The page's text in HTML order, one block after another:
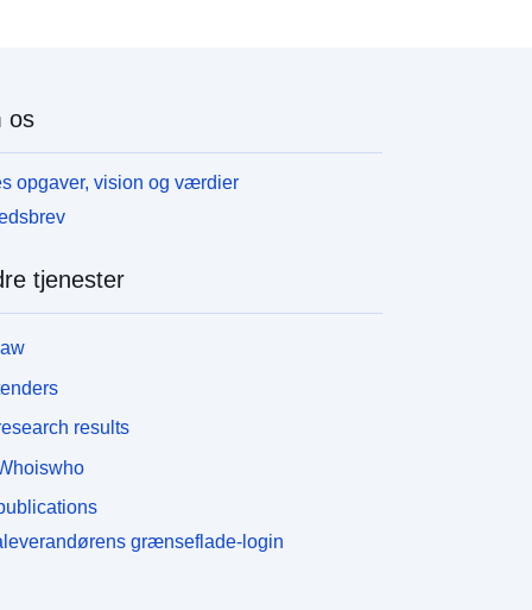
os
opgaver, vision og værdier
tjenester
results
grænseflade-login